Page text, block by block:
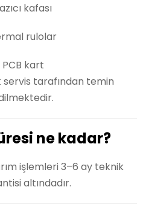
kafası
rulolar
PCB kart
tarafından temin
ne kadar?
işlemleri 3–6 ay teknik
altındadır.